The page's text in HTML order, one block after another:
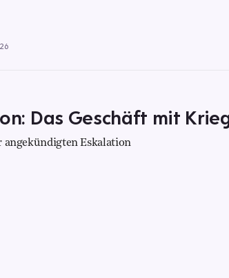
Das Geschäft mit
angekündigten Eskalation